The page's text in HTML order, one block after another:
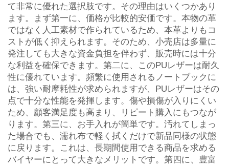
て非常に優れた選択肢です。その理由はいくつかあり
ます。まず第一に、価格が比較的安価です。本物の革
ではなく人工素材で作られているため、本革よりもコ
ストが低く抑えられます。そのため、小売店は多量に
発注しても大きな資金負担を伴わず、販売時には十分
な利益を確保できます。第二に、このPUレザーは耐久
性に優れています。頻繁に使用されるノートブックに
は、強い耐摩耗性が求められますが、PUレザーはその
点で十分な性能を発揮します。傷や損傷が入りにくい
ため、顧客満足度も高まり、リピート購入にもつなが
ります。第三に、お手入れが簡単です。汚れてしまっ
た場合でも、濡れ布で軽く拭くだけで新品同様の状態
に戻ります。これは、長期間使用できる商品を求める
バイヤーにとって大きなメリットです。第四に、豊富